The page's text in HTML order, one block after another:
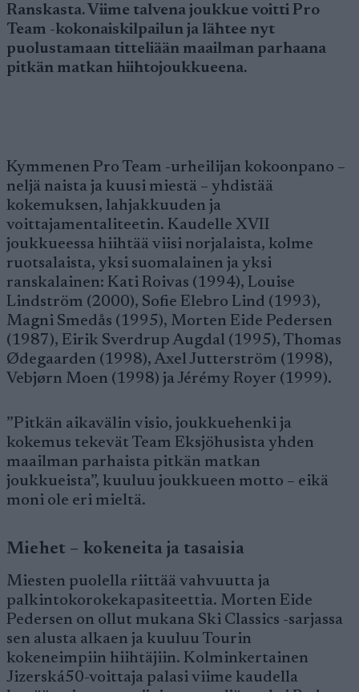
Ranskasta. Viime talvena joukkue voitti Pro
Team -kokonaiskilpailun ja lähtee nyt
puolustamaan titteliään maailman parhaana
pitkän matkan hiihtojoukkueena.
Kymmenen Pro Team -urheilijan kokoonpano –
neljä naista ja kuusi miestä – yhdistää
kokemuksen, lahjakkuuden ja
voittajamentaliteetin. Kaudelle XVII
joukkueessa hiihtää viisi norjalaista, kolme
ruotsalaista, yksi suomalainen ja yksi
ranskalainen: Kati Roivas (1994), Louise
Lindström (2000), Sofie Elebro Lind (1993),
Magni Smedås (1995), Morten Eide Pedersen
(1987), Eirik Sverdrup Augdal (1995), Thomas
Ødegaarden (1998), Axel Jutterström (1998),
Vebjørn Moen (1998) ja Jérémy Royer (1999).
”Pitkän aikavälin visio, joukkuehenki ja
kokemus tekevät Team Eksjöhusista yhden
maailman parhaista pitkän matkan
joukkueista”, kuuluu joukkueen motto – eikä
moni ole eri mieltä.
Miehet – kokeneita ja tasaisia
Miesten puolella riittää vahvuutta ja
palkintokorokekapasiteettia. Morten Eide
Pedersen on ollut mukana Ski Classics -sarjassa
sen alusta alkaen ja kuuluu Tourin
kokeneimpiin hiihtäjiin. Kolminkertainen
Jizerská50-voittaja palasi viime kaudella